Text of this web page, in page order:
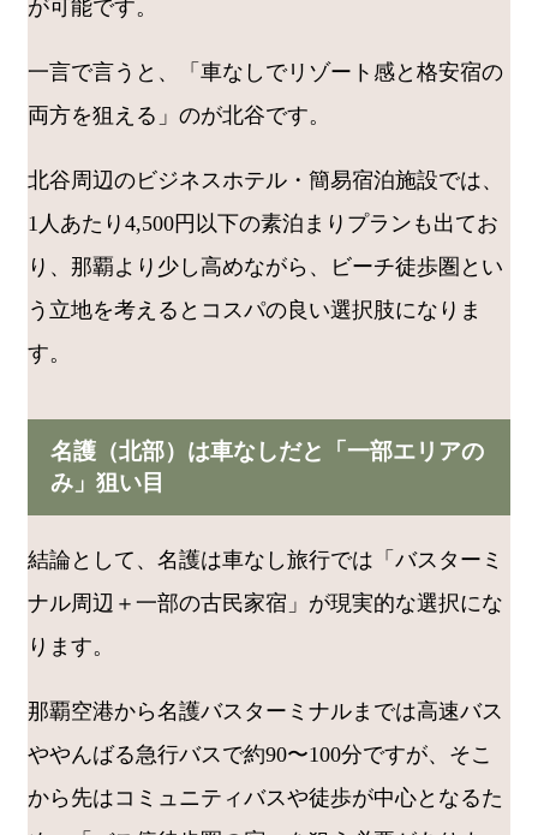
が可能です。
一言で言うと、「車なしでリゾート感と格安宿の
両方を狙える」のが北谷です。
北谷周辺のビジネスホテル・簡易宿泊施設では、
1人あたり4,500円以下の素泊まりプランも出てお
り、那覇より少し高めながら、ビーチ徒歩圏とい
う立地を考えるとコスパの良い選択肢になりま
す。
名護（北部）は車なしだと「一部エリアの
み」狙い目
結論として、名護は車なし旅行では「バスターミ
ナル周辺＋一部の古民家宿」が現実的な選択にな
ります。
那覇空港から名護バスターミナルまでは高速バス
ややんばる急行バスで約90〜100分ですが、そこ
から先はコミュニティバスや徒歩が中心となるた